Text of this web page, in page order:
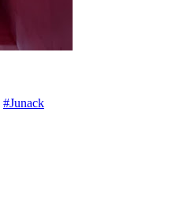
#Junack